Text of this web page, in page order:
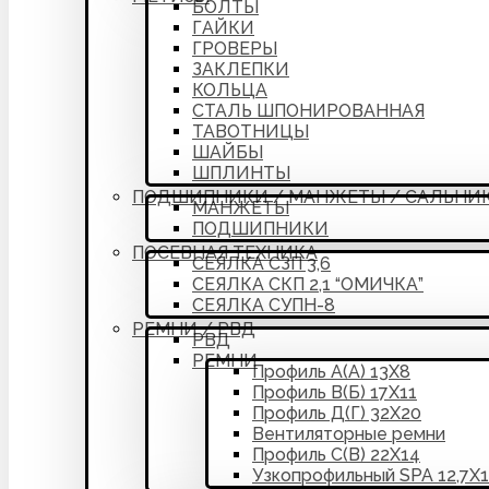
БОЛТЫ
ГАЙКИ
ГРОВЕРЫ
ЗАКЛЕПКИ
КОЛЬЦА
СТАЛЬ ШПОНИРОВАННАЯ
ТАВОТНИЦЫ
ШАЙБЫ
ШПЛИНТЫ
ПОДШИПНИКИ / МАНЖЕТЫ /
МАНЖЕТЫ
ПОДШИПНИКИ
ПОСЕВНАЯ ТЕХНИКА
СЕЯЛКА СЗП 3,6
СЕЯЛКА СКП 2,1 “ОМИЧКА”
СЕЯЛКА СУПН-8
РЕМНИ / РВД
РВД
РЕМНИ
Профиль А(А) 13Х8
Профиль В(Б) 17Х11
Профиль Д(Г) 32Х20
Вентиляторные ремни
Профиль С(В) 22Х14
Узкопрофильный SPA